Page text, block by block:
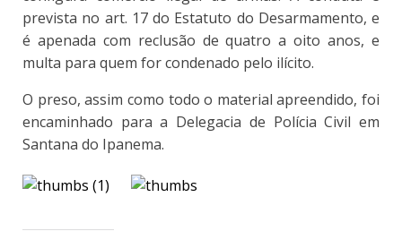
prevista no art. 17 do Estatuto do Desarmamento, e
é apenada com reclusão de quatro a oito anos, e
multa para quem for condenado pelo ilícito.
O preso, assim como todo o material apreendido, foi
encaminhado para a Delegacia de Polícia Civil em
Santana do Ipanema.